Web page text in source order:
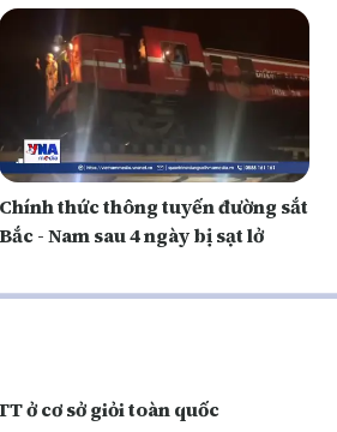
Chính thức thông tuyến đường sắt
Bắc - Nam sau 4 ngày bị sạt lở
ở cơ sở giỏi toàn quốc